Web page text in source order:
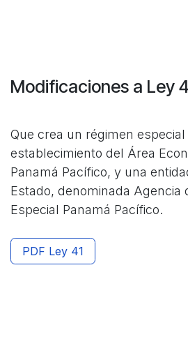
Modificaciones a Ley
Que crea un régimen especial
establecimiento del Área
Panamá Pacífico, y una
Estado, denominada Agencia
Especial Panamá Pacífico.
PDF Ley 41